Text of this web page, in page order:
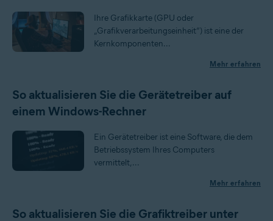
Ihre Grafikkarte (GPU oder
„Grafikverarbeitungseinheit“) ist eine der
Kernkomponenten...
Mehr erfahren
So aktualisieren Sie die Gerätetreiber auf
einem Windows-Rechner
Ein Gerätetreiber ist eine Software, die dem
Betriebssystem Ihres Computers
vermittelt,...
Mehr erfahren
So aktualisieren Sie die Grafiktreiber unter